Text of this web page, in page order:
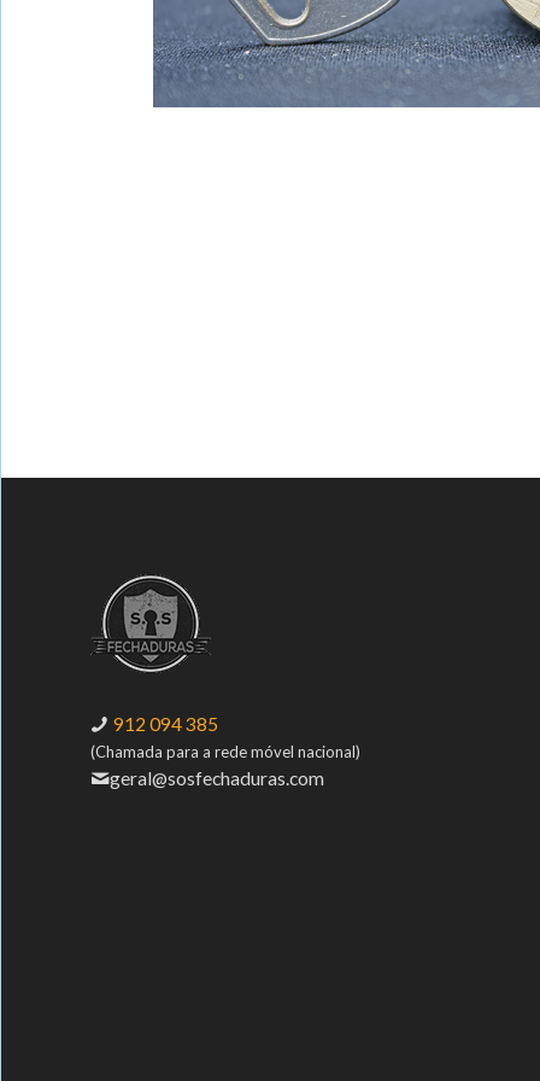
912 094 385
(Chamada para a rede móvel nacional)
geral@sosfechaduras.com